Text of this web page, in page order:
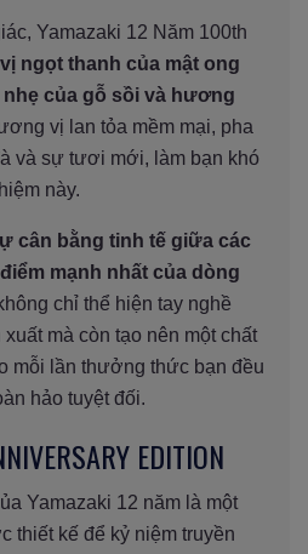
Yamazaki 12 Năm 100th
vị ngọt thanh của mật ong
của gỗ sồi và hương
vị lan tỏa mềm mại, pha
và sự tươi mới, làm bạn khó
này.
cân bằng tinh tế giữa các
mạnh nhất của dòng
chỉ thể hiện tay nghề
mà còn tạo nên một chất
mỗi lần thưởng thức bạn đều
hảo tuyệt đối.
EDITION
Yamazaki 12 năm là một
thiết kế để kỷ niệm truyền